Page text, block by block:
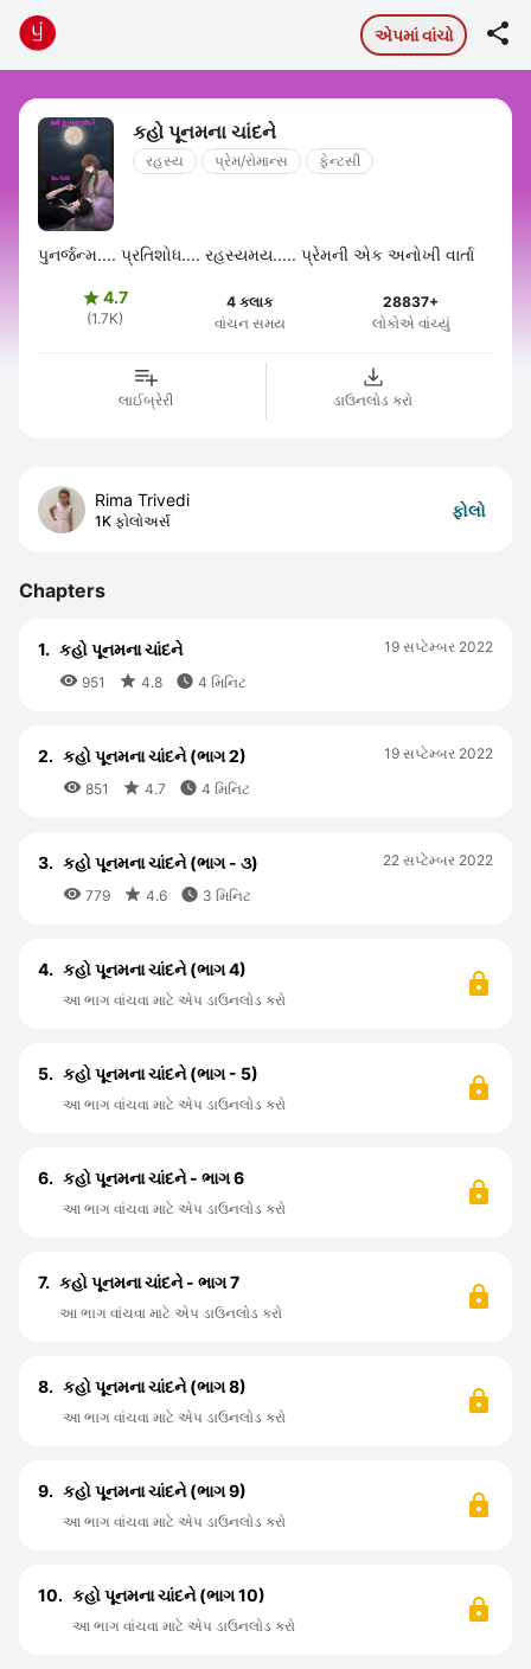
એપમાં વાંચો 
કહો પૂનમના ચાંદને
રહસ્ય પ્રેમ/રોમાન્સ ફેન્ટસી
પુનર્જન્મ.... પ્રતિશોધ.... રહસ્યમય..... પ્રેમની એક અનોખી વાર્તા
4.7
(1.7K)
4 કલાક
વાંચન સમય
28837+
લોકોએ વાંચ્યું
લાઈબ્રેરી ડાઉનલોડ કરો
Rima Trivedi
1K ફોલોઅર્સ
ફોલો
Chapters
1. કહો પૂનમના ચાંદને
 951  4.8  4 મિનિટ
19 સપ્ટેમ્બર 2022
2. કહો પૂનમના ચાંદને (ભાગ 2)
 851  4.7  4 મિનિટ
19 સપ્ટેમ્બર 2022
3. કહો પૂનમના ચાંદને (ભાગ - ૩)
 779  4.6  3 મિનિટ
22 સપ્ટેમ્બર 2022
4. કહો પૂનમના ચાંદને (ભાગ 4)
આ ભાગ વાંચવા માટે એપ ડાઉનલોડ કરો
5. કહો પૂનમના ચાંદને (ભાગ - 5)
આ ભાગ વાંચવા માટે એપ ડાઉનલોડ કરો
6. કહો પૂનમના ચાંદને - ભાગ 6
આ ભાગ વાંચવા માટે એપ ડાઉનલોડ કરો
7. કહો પૂનમના ચાંદને - ભાગ 7
આ ભાગ વાંચવા માટે એપ ડાઉનલોડ કરો
8. કહો પૂનમના ચાંદને (ભાગ 8)
આ ભાગ વાંચવા માટે એપ ડાઉનલોડ કરો
9. કહો પૂનમના ચાંદને (ભાગ 9)
આ ભાગ વાંચવા માટે એપ ડાઉનલોડ કરો
10. કહો પૂનમના ચાંદને (ભાગ 10)
આ ભાગ વાંચવા માટે એપ ડાઉનલોડ કરો